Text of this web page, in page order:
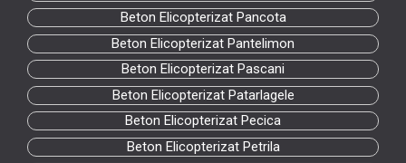
Beton Elicopterizat Pancota
Beton Elicopterizat Pantelimon
Beton Elicopterizat Pascani
Beton Elicopterizat Patarlagele
Beton Elicopterizat Pecica
Beton Elicopterizat Petrila